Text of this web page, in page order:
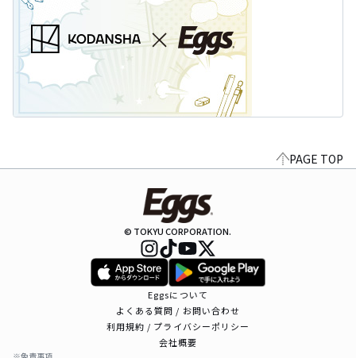
PAGE TOP
© TOKYU CORPORATION.
Eggsについて
よくある質問 / お問い合わせ
利用規約 / プライバシーポリシー
会社概要